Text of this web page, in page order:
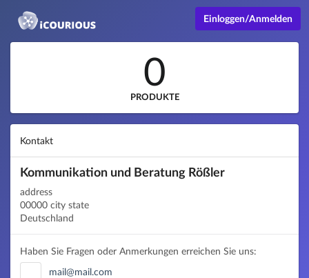
Einloggen/Anmelden
0
PRODUKTE
Kontakt
Kommunikation und Beratung Rößler
address
00000 city state
Deutschland
Haben Sie Fragen oder Anmerkungen erreichen Sie uns:
mail@mail.com